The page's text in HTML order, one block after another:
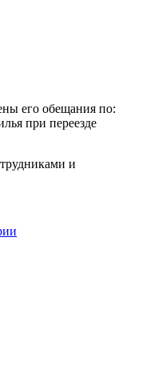
его обещания по:
при переезде
и